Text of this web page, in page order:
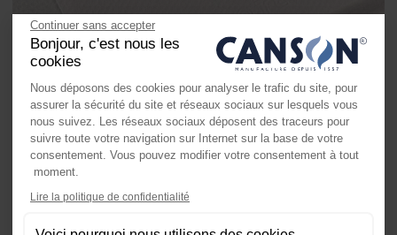
Continuer sans accepter
Bonjour, c'est nous les
cookies
Nous déposons des cookies pour analyser le trafic du site, pour
assurer la sécurité du site et réseaux sociaux sur lesquels vous
nous suivez. Les réseaux sociaux déposent des traceurs pour
suivre toute votre navigation sur Internet sur la base de votre
consentement. Vous pouvez modifier votre consentement à tout
moment.
Lire la politique de confidentialitéAxeptio consent